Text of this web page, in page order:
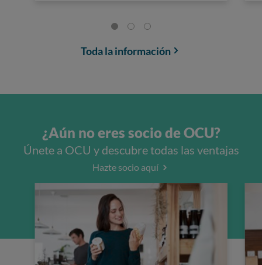
Toda la información
¿Aún no eres socio de OCU?
Únete a OCU y descubre todas las ventajas
Hazte socio aquí